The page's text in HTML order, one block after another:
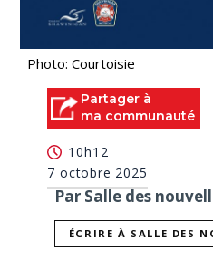
Photo: Courtoisie
Partager à
ma communauté
10h12
7 octobre 2025
Par Salle des
ÉCRIRE À SALLE DES